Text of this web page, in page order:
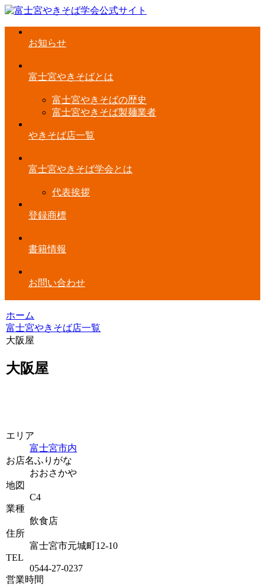
お知らせ
富士宮やきそばとは
富士宮やきそばの歴史
富士宮やきそば製麺業者
やきそば店一覧
富士宮やきそば学会とは
代表挨拶
登録商標
書籍情報
お問い合わせ
ホーム
富士宮やきそば店一覧
大阪屋
大阪屋
エリア
富士宮市内
お店名ふりがな
おおさかや
地図
C4
業種
飲食店
住所
富士宮市元城町12-10
TEL
0544-27-0237
営業時間